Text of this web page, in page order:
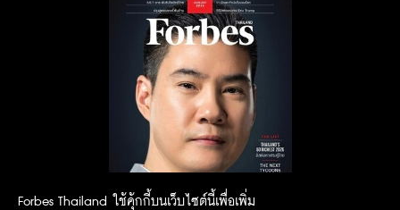
Forbes Thailand ใช้คุ้กกี้บนเว็บไซต์นี้เพื่อเพิ่ม